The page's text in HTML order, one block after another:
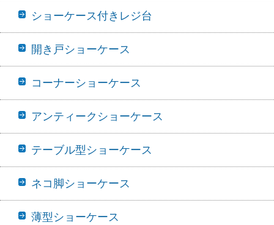
ショーケース付きレジ台
開き戸ショーケース
コーナーショーケース
アンティークショーケース
テーブル型ショーケース
ネコ脚ショーケース
薄型ショーケース